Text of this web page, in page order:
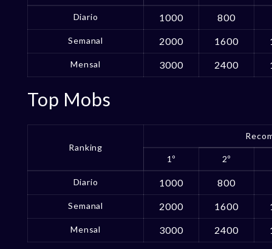
Diario 1000 800
Semanal 2000 1600
Mensal 3000 2400
Top Mobs
Ranking
1º 2º
Diario 1000 800
Semanal 2000 1600
Mensal 3000 2400